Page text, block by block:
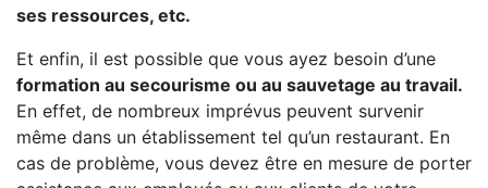
ses ressources, etc.
Et enfin, il est possible que vous ayez besoin d’une
formation au secourisme ou au sauvetage au travail.
En effet, de nombreux imprévus peuvent survenir
même dans un établissement tel qu’un restaurant. En
cas de problème, vous devez être en mesure de porter